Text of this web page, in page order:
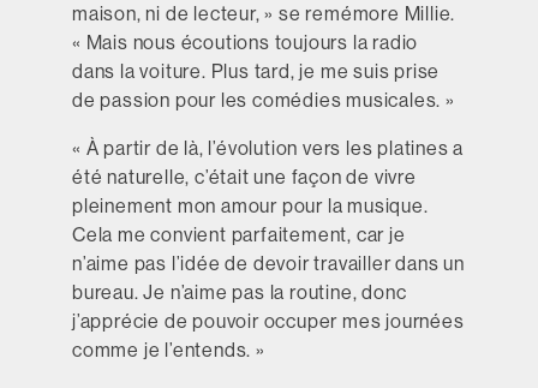
maison, ni de lecteur, » se remémore Millie.
« Mais nous écoutions toujours la radio
dans la voiture. Plus tard, je me suis prise
de passion pour les comédies musicales. »
« À partir de là, l’évolution vers les platines a
été naturelle, c’était une façon de vivre
pleinement mon amour pour la musique.
Cela me convient parfaitement, car je
n’aime pas l’idée de devoir travailler dans un
bureau. Je n’aime pas la routine, donc
j’apprécie de pouvoir occuper mes journées
comme je l’entends. »